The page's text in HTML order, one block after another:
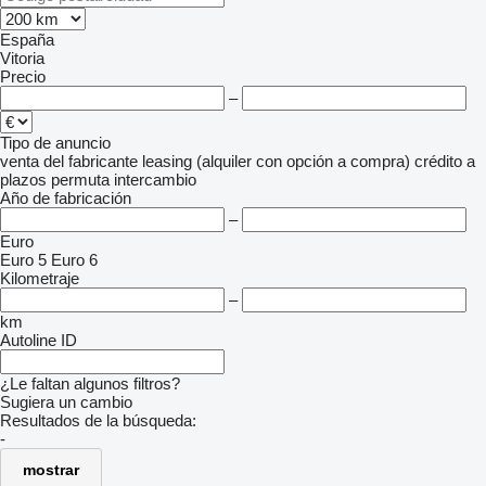
España
Vitoria
Precio
–
Tipo de anuncio
venta del fabricante leasing (alquiler con opción a compra) crédito a
plazos permuta intercambio
Año de fabricación
–
Euro
Euro 5 Euro 6
Kilometraje
–
km
Autoline ID
¿Le faltan algunos filtros?
Sugiera un cambio
Resultados de la búsqueda:
-
mostrar